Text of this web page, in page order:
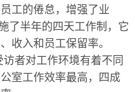
工的倦怠，增强了业
了半年的四天工作制，它
收入和员工保留率。
者对工作环境有着不同
室工作效率最高，四成